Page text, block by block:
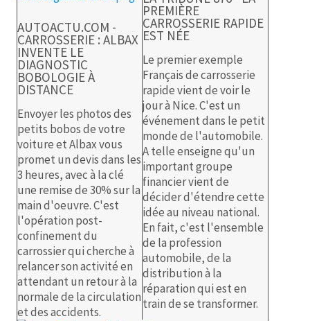
AUTOACTU.COM -
CARROSSERIE : ALBAX
INVENTE LE
DIAGNOSTIC
BOBOLOGIE À
DISTANCE
Envoyer les photos des
petits bobos de votre
voiture et Albax vous
promet un devis dans les
3 heures, avec à la clé
une remise de 30% sur la
main d'oeuvre. C'est
l'opération post-
confinement du
carrossier qui cherche à
relancer son activité en
attendant un retour à la
normale de la circulation
et des accidents.
PREMIÈRE
CARROSSERIE RAPIDE
EST NÉE
Le premier exemple
Français de carrosserie
rapide vient de voir le
jour à Nice. C'est un
événement dans le petit
monde de l'automobile.
A telle enseigne qu'un
important groupe
financier vient de
décider d'étendre cette
idée au niveau national.
En fait, c'est l'ensemble
de la profession
automobile, de la
distribution à la
réparation qui est en
train de se transformer.